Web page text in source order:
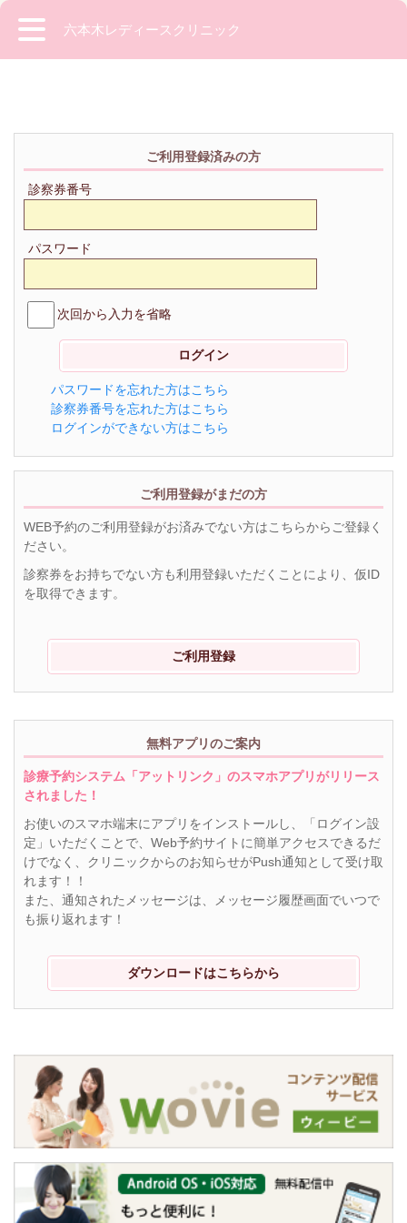
六本木レディースクリニック
ご利用登録済みの方
診察券番号
パスワード
次回から入力を省略
パスワードを忘れた方はこちら
診察券番号を忘れた方はこちら
ログインができない方はこちら
ご利用登録がまだの方
WEB予約のご利用登録がお済みでない方はこちらからご登録く
ださい。
診察券をお持ちでない方も利用登録いただくことにより、仮ID
を取得できます。
ご利用登録
無料アプリのご案内
診療予約システム「アットリンク」のスマホアプリがリリース
されました！
お使いのスマホ端末にアプリをインストールし、「ログイン設
定」いただくことで、Web予約サイトに簡単アクセスできるだ
けでなく、クリニックからのお知らせがPush通知として受け取
れます！！
また、通知されたメッセージは、メッセージ履歴画面でいつで
も振り返れます！
ダウンロードはこちらから